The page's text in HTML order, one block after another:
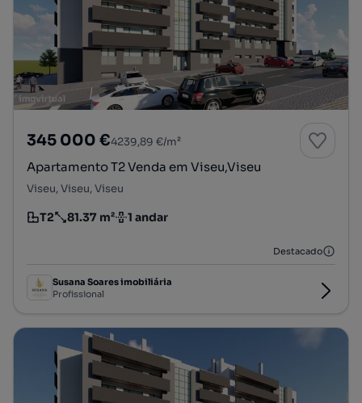
345 000 €4239,89 €/m²
Apartamento T2 Venda em Viseu,Viseu
Viseu, Viseu, Viseu
Tipologia
T2
Preço por metro quadrado
81.37 m²
Andar 1 andar
Destacado
Susana Soares imobiliária
Profissional